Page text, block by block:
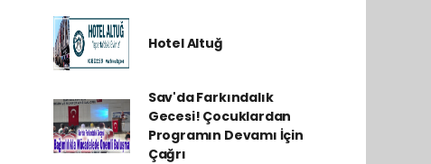
Hotel Altuğ
Sav'da Farkındalık
Gecesi! Çocuklardan
Programın Devamı İçin
Çağrı